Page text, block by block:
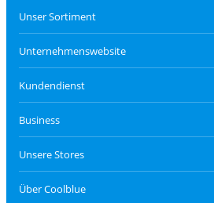
Unser Sortiment
Unternehmenswebsite
Kundendienst
Business
Unsere Stores
Über Coolblue